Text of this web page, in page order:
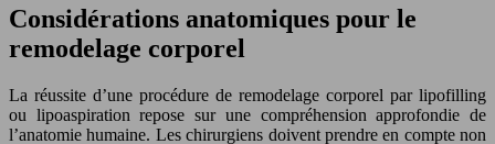
Considérations anatomiques pour le
remodelage corporel
La réussite d’une procédure de remodelage corporel par lipofilling
ou lipoaspiration repose sur une compréhension approfondie de
l’anatomie humaine. Les chirurgiens doivent prendre en compte non